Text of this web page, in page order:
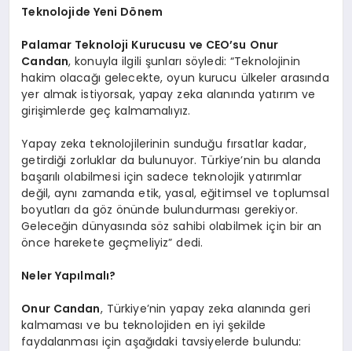
Teknolojide Yeni Dönem
Palamar Teknoloji Kurucusu ve CEO’su Onur
Candan, konuyla ilgili şunları söyledi: “Teknolojinin
hakim olacağı gelecekte, oyun kurucu ülkeler arasında
yer almak istiyorsak, yapay zeka alanında yatırım ve
girişimlerde geç kalmamalıyız.
Yapay zeka teknolojilerinin sunduğu fırsatlar kadar,
getirdiği zorluklar da bulunuyor. Türkiye’nin bu alanda
başarılı olabilmesi için sadece teknolojik yatırımlar
değil, aynı zamanda etik, yasal, eğitimsel ve toplumsal
boyutları da göz önünde bulundurması gerekiyor.
Geleceğin dünyasında söz sahibi olabilmek için bir an
önce harekete geçmeliyiz” dedi.
Neler Yapılmalı?
Onur Candan, Türkiye’nin yapay zeka alanında geri
kalmaması ve bu teknolojiden en iyi şekilde
faydalanması için aşağıdaki tavsiyelerde bulundu: